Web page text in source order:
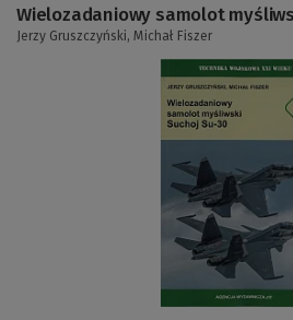
Wielozadaniowy samolot
Jerzy Gruszczyński, Michał Fiszer